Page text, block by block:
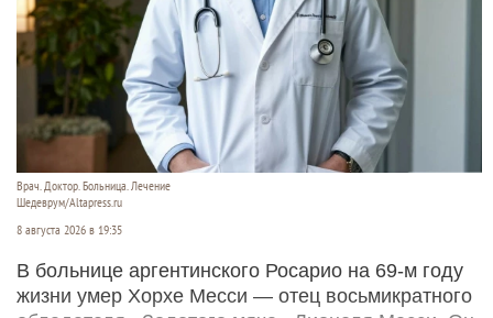
Врач. Доктор. Больница. Лечение
Шедеврум/Altapress.ru
8 августа 2026 в 19:35
В больнице аргентинского Росарио на 69-м году
жизни умер Хорхе Месси — отец восьмикратного